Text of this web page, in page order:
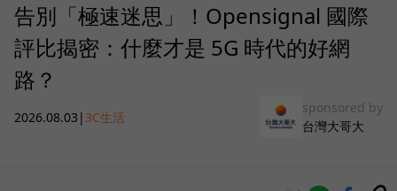
告別「極速迷思」！Opensignal 國際
評比揭密：什麼才是 5G 時代的好網
路？
2026.08.03 | 3C生活
sponsored by
台灣大哥大